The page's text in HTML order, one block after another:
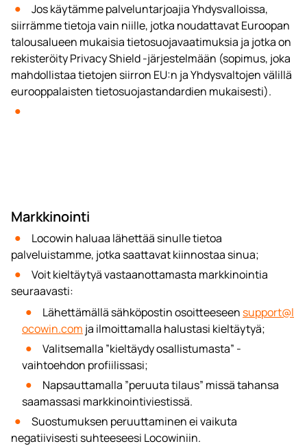
Jos käytämme palveluntarjoajia Yhdysvalloissa,
siirrämme tietoja vain niille, jotka noudattavat Euroopan
talousalueen mukaisia tietosuojavaatimuksia ja jotka on
rekisteröity Privacy Shield -järjestelmään (sopimus, joka
mahdollistaa tietojen siirron EU:n ja Yhdysvaltojen välillä
eurooppalaisten tietosuojastandardien mukaisesti).
Markkinointi
Locowin haluaa lähettää sinulle tietoa
palveluistamme, jotka saattavat kiinnostaa sinua;
Voit kieltäytyä vastaanottamasta markkinointia
seuraavasti:
Lähettämällä sähköpostin osoitteeseen support@l
ocowin.com ja ilmoittamalla halustasi kieltäytyä;
Valitsemalla ”kieltäydy osallistumasta” -
vaihtoehdon profiilissasi;
Napsauttamalla ”peruuta tilaus” missä tahansa
saamassasi markkinointiviestissä.
Suostumuksen peruuttaminen ei vaikuta
negatiivisesti suhteeseesi Locowiniin.